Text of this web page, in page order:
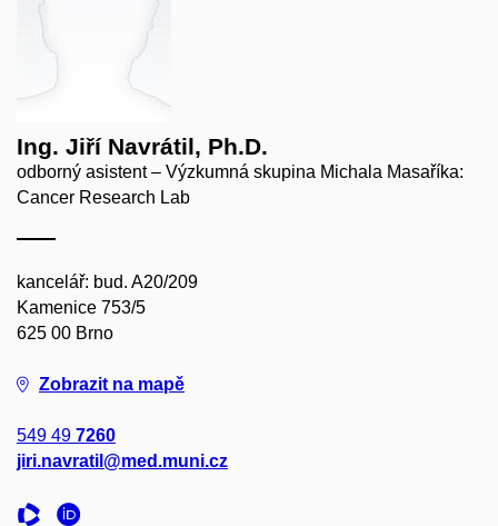
Ing. Jiří Navrátil, Ph.D.
odborný asistent – Výzkumná skupina Michala Masaříka:
Cancer Research Lab
kancelář: bud. A20/209
Kamenice 753/5
625 00 Brno
Zobrazit na mapě
549 49 7260
jiri.navratil@med.muni.cz